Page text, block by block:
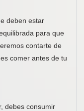
deben estar
para que
contarte de
comer antes de tu
debes consumir